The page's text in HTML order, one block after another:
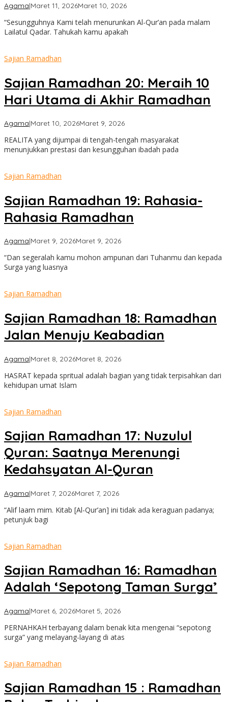
Agama|Maret 11, 2026Maret 10, 2026oleh
“Sesungguhnya Kami telah menurunkan Al-Qur’an pada malam
Lailatul Qadar. Tahukah kamu apakah
Sajian Ramadhan
Sajian Ramadhan 20: Meraih 10
Hari Utama di Akhir Ramadhan
Agama|Maret 10, 2026Maret 9, 2026oleh
REALITA yang dijumpai di tengah-tengah masyarakat
menunjukkan prestasi dan kesungguhan ibadah pada
Sajian Ramadhan
Sajian Ramadhan 19: Rahasia-
Rahasia Ramadhan
Agama|Maret 9, 2026Maret 9, 2026oleh
“Dan segeralah kamu mohon ampunan dari Tuhanmu dan kepada
Surga yang luasnya
Sajian Ramadhan
Sajian Ramadhan 18: Ramadhan
Jalan Menuju Keabadian
Agama|Maret 8, 2026Maret 8, 2026oleh
HASRAT kepada spritual adalah bagian yang tidak terpisahkan dari
kehidupan umat Islam
Sajian Ramadhan
Sajian Ramadhan 17: Nuzulul
Quran: Saatnya Merenungi
Kedahsyatan Al-Quran
Agama|Maret 7, 2026Maret 7, 2026oleh
“Alif laam mim. Kitab [Al-Qur’an] ini tidak ada keraguan padanya;
petunjuk bagi
Sajian Ramadhan
Sajian Ramadhan 16: Ramadhan
Adalah ‘Sepotong Taman Surga’
Agama|Maret 6, 2026Maret 5, 2026oleh
PERNAHKAH terbayang dalam benak kita mengenai “sepotong
surga” yang melayang-layang di atas
Sajian Ramadhan
Sajian Ramadhan 15 : Ramadhan